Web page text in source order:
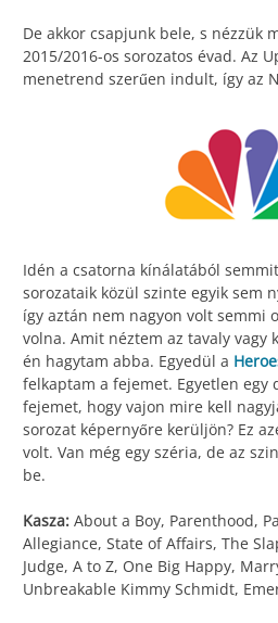
De akkor csapjunk bele, s nézzük
2015/2016-os sorozatos évad. Az
menetrend szerűen indult, így az
Idén a csatorna kínálatából
sorozataik közül szinte egyik sem
így aztán nem nagyon volt semmi
volna. Amit néztem az tavaly vagy
én hagytam abba. Egyedül a
felkaptam a fejemet. Egyetlen egy
fejemet, hogy vajon mire kell
sorozat képernyőre kerüljön? Ez
volt. Van még egy széria, de az
be.
Kasza: About a Boy, Parenthood,
Allegiance, State of Affairs, The
Judge, A to Z, One Big Happy,
Unbreakable Kimmy Schmidt,